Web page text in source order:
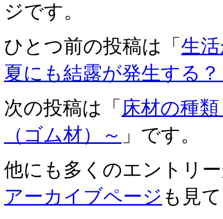
ジです。
ひとつ前の投稿は「 生
夏にも結露が発生する
次の投稿は「 床材の種
（ゴム材）～ 」です。
他にも多くのエントリ
アーカイブページ も見